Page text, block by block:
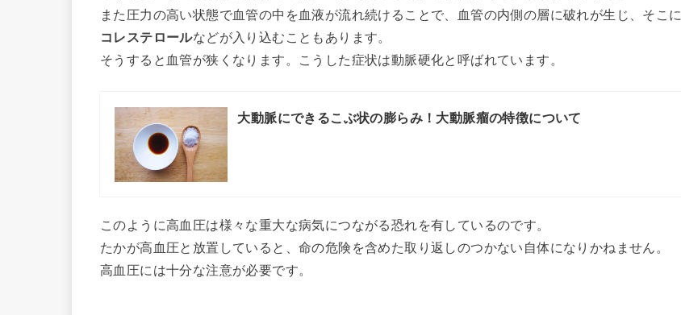
また圧力の高い状態で血管の中を血液が流れ続けることで、血管の内側の層に破れが生じ、そこに
コレステロールなどが入り込むこともあります。
そうすると血管が狭くなります。こうした症状は動脈硬化と呼ばれています。
大動脈にできるこぶ状の膨らみ！大動脈瘤の特徴について
このように高血圧は様々な重大な病気につながる恐れを有しているのです。
たかが高血圧と放置していると、命の危険を含めた取り返しのつかない自体になりかねません。
高血圧には十分な注意が必要です。